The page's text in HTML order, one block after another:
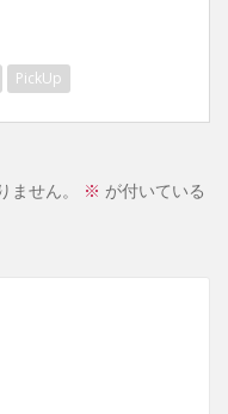
PickUp
せん。
※ が付いている